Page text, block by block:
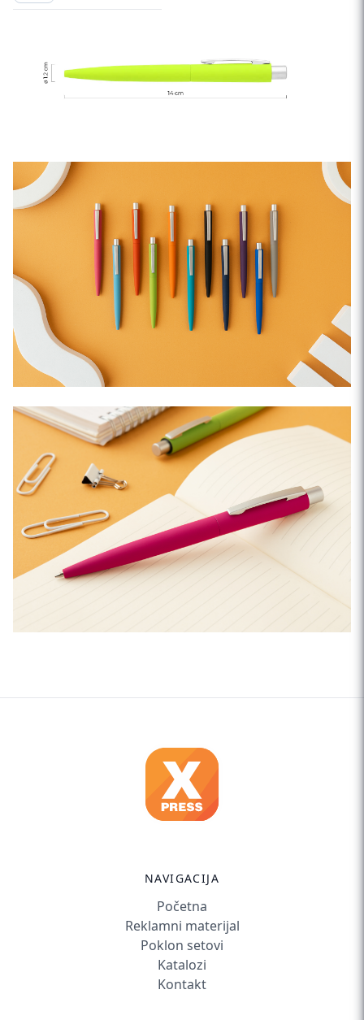
NAVIGACIJA
Početna
Reklamni materijal
Poklon setovi
Katalozi
Kontakt